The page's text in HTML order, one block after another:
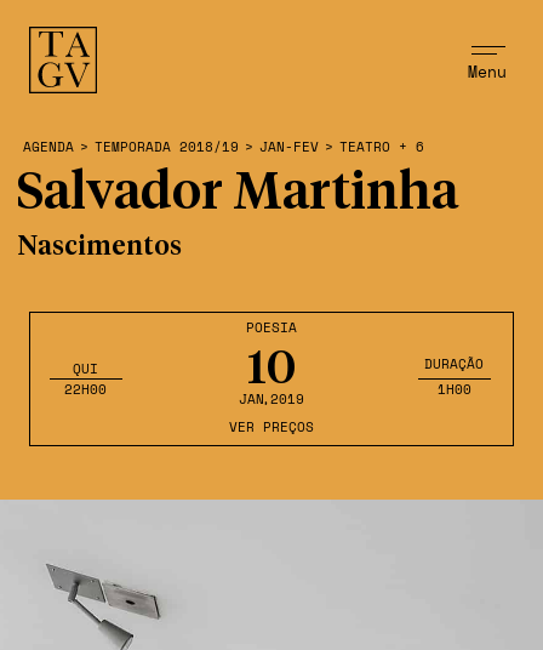
Menu
POESIA
10
JAN,2019
QUI
22H00
DURAÇÃO
1H00
VER PREÇOS
AGENDA > TEMPORADA 2018/19 > JAN-FEV > TEATRO + 6
Salvador Martinha
Nascimentos